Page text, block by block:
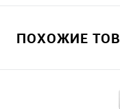
ПОХОЖИЕ